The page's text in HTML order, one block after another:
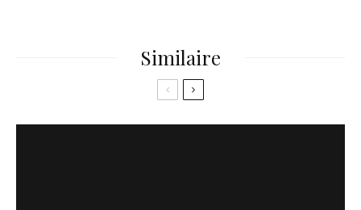
Similaire